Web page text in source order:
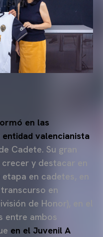
en las
valencianista
Cadete. Su gran
y destacar en
en cadetes, en
en
de Honor), en el
entre ambos
en el Juvenil A